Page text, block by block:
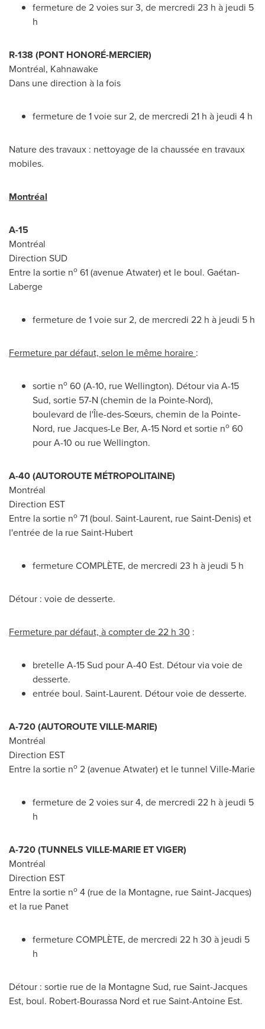
fermeture de 2 voies sur 3, de mercredi 23 h à jeudi 5
h
R-138 (PONT HONORÉ-MERCIER)
Montréal, Kahnawake
Dans une direction à la fois
fermeture de 1 voie sur 2, de mercredi 21 h à jeudi 4 h
Nature des travaux : nettoyage de la chaussée en travaux
mobiles.
Montréal
A-15
Montréal
Direction SUD
Entre la sortie no 61 (avenueAtwater) et le boul. Gaétan-
Laberge
fermeture de 1 voie sur 2, de mercredi 22 h à jeudi 5 h
Fermeture par défaut, selon le même horaire :
sortie no 60 (A-10, rueWellington). Détour via A-15
Sud, sortie 57-N (chemin de la Pointe-Nord),
boulevard de l'Île-des-Sœurs, chemin de la Pointe-
Nord, rueJacques-Le Ber, A-15 Nord et sortie no 60
pour A-10 ou rueWellington.
A-40 (AUTOROUTE MÉTROPOLITAINE)
Montréal
Direction EST
Entre la sortie no 71 (boul. Saint-Laurent, rueSaint-Denis) et
l'entrée de la rueSaint-Hubert
fermeture COMPLÈTE, de mercredi 23 h à jeudi 5 h
Détour : voie de desserte.
Fermeture par défaut, à compter de 22 h 30 :
bretelle A-15 Sud pour A-40 Est. Détour via voie de
desserte.
entrée boul. Saint-Laurent. Détour voie de desserte.
A-720 (AUTOROUTEVILLE-MARIE)
Montréal
Direction EST
Entre la sortie no 2 (avenueAtwater) et le tunnel Ville-Marie
fermeture de 2 voies sur 4, de mercredi 22 h à jeudi 5
h
A-720 (TUNNELS VILLE-MARIE ET VIGER)
Montréal
Direction EST
Entre la sortie no 4 (rue de la Montagne, rueSaint-Jacques)
et la rue Panet
fermeture COMPLÈTE, de mercredi 22 h 30 à jeudi 5
h
Détour : sortie rue de la Montagne Sud, rue Saint-Jacques
Est, boul. Robert-Bourassa Nord et rue Saint-Antoine Est.